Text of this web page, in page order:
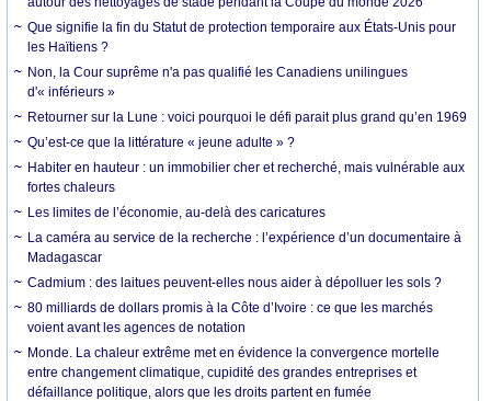
Que signifie la fin du Statut de protection temporaire aux États-Unis pour
les Haïtiens ?
Non, la Cour suprême n'a pas qualifié les Canadiens unilingues
d'« inférieurs »
Retourner sur la Lune : voici pourquoi le défi parait plus grand qu’en 1969
Qu’est-ce que la littérature « jeune adulte » ?
Habiter en hauteur : un immobilier cher et recherché, mais vulnérable aux
fortes chaleurs
Les limites de l’économie, au-delà des caricatures
La caméra au service de la recherche : l’expérience d’un documentaire à
Madagascar
Cadmium : des laitues peuvent-elles nous aider à dépolluer les sols ?
80 milliards de dollars promis à la Côte d’Ivoire : ce que les marchés
voient avant les agences de notation
Monde. La chaleur extrême met en évidence la convergence mortelle
entre changement climatique, cupidité des grandes entreprises et
défaillance politique, alors que les droits partent en fumée